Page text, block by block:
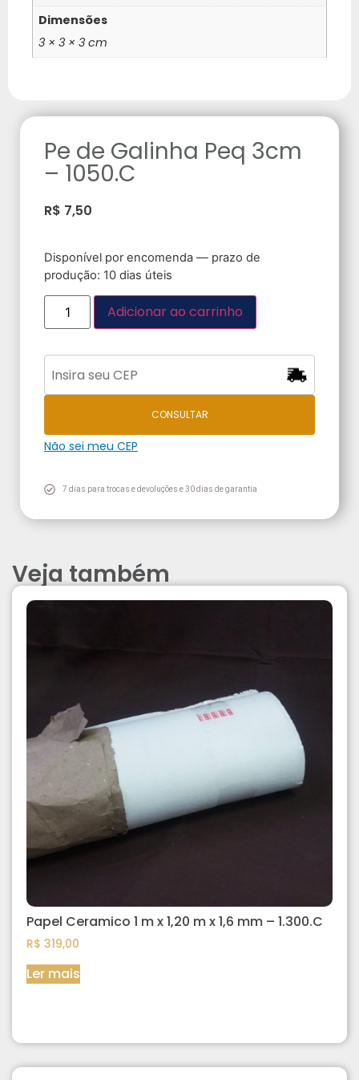
Dimensões
3 × 3 × 3 cm
Pe de Galinha Peq 3cm
– 1050.C
R$ 7,50
Disponível por encomenda — prazo de
produção: 10 dias úteis
Adicionar ao carrinho
CONSULTAR
Não sei meu CEP
7 dias para trocas e devoluções e 30 dias de garantia
Veja também
Papel Ceramico 1 m x 1,20 m x 1,6 mm – 1.300.C
R$ 319,00
Ler mais